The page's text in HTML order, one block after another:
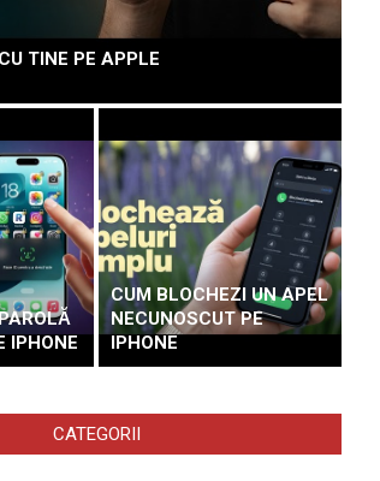
TINE PE APPLE
IPHONE
CUM BLOCHEZI UN APEL
NECUNOSCUT PE
IPHONE
CATEGORII